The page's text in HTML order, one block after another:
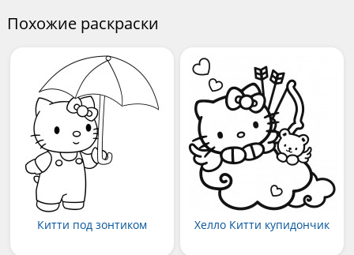
Похожие раскраски
Китти под зонтиком Хелло Китти купидончик